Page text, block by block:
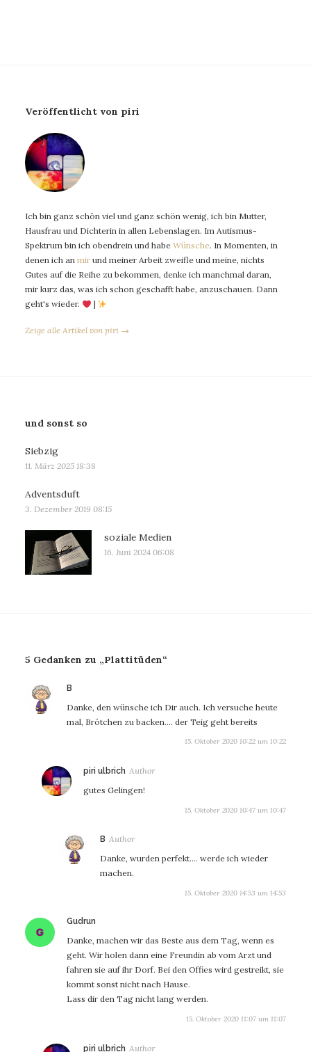
Veröffentlicht von piri
Ich bin ganz schön viel und ganz schön wenig, ich bin Mutter,
Hausfrau und Dichterin in allen Lebenslagen. Im Autismus-
Spektrum bin ich obendrein und habe Wünsche. In Momenten, in
denen ich an mir und meiner Arbeit zweifle und meine, nichts
Gutes auf die Reihe zu bekommen, denke ich manchmal daran,
mir kurz das, was ich schon geschafft habe, anzuschauen. Dann
geht's wieder.
|
Zeige alle Artikel von piri →
und sonst so
Siebzig
11. März 2025 18:38
Adventsduft
3. Dezember 2019 08:15
soziale Medien
16. Juni 2024 06:08
5 Gedanken zu „Plattitüden“
B
Danke, den wünsche ich Dir auch. Ich versuche heute
mal, Brötchen zu backen…. der Teig geht bereits
15. Oktober 2020 10:22 um 10:22
piri ulbrich sagt:
gutes Gelingen!
15. Oktober 2020 10:47 um 10:47
B sagt:
Danke, wurden perfekt…. werde ich wieder
machen.
15. Oktober 2020 14:53 um 14:53
Gudrun
Danke, machen wir das Beste aus dem Tag, wenn es
geht. Wir holen dann eine Freundin ab vom Arzt und
fahren sie auf ihr Dorf. Bei den Offies wird gestreikt, sie
kommt sonst nicht nach Hause.
Lass dir den Tag nicht lang werden.
15. Oktober 2020 11:07 um 11:07
piri ulbrich sagt: